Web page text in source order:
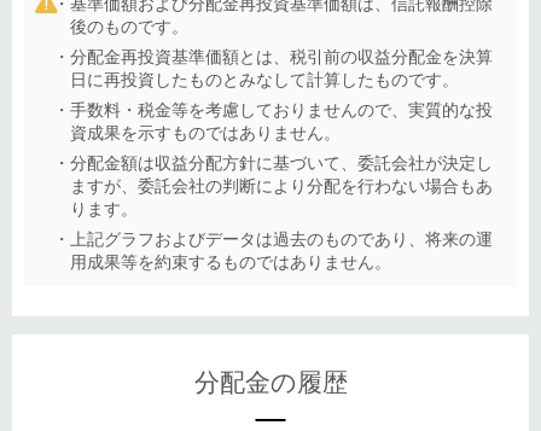
後のものです。
分配金再投資基準価額とは、税引前の収益分配金を決算
日に再投資したものとみなして計算したものです。
手数料・税金等を考慮しておりませんので、実質的な投
資成果を示すものではありません。
分配金額は収益分配方針に基づいて、委託会社が決定し
ますが、委託会社の判断により分配を行わない場合もあ
ります。
上記グラフおよびデータは過去のものであり、将来の運
用成果等を約束するものではありません。
分配金の履歴